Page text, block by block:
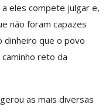
eles compete julgar e,
não foram capazes
dinheiro que o povo
reto da
as mais diversas